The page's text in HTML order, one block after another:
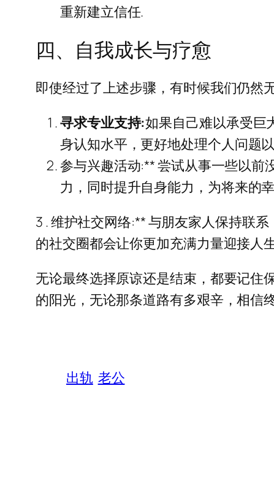
重新建立信任.
四、自我成长与疗愈
即使经过了上述步骤，有时候我们仍然
寻求专业支持:如果自己难以承受巨
身认知水平，更好地处理个人问题
参与兴趣活动:** 尝试从事一些以前
力，同时提升自身能力，为将来的
3 . 维护社交网络:** 与朋友家人保持联
的社交圈都会让你更加充满力量迎接人
无论最终选择原谅还是结束，都要记住
的阳光，无论那条道路有多艰辛，相信
出轨 老公